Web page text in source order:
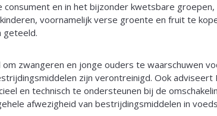
en in het bijzonder kwetsbare
voornamelijk verse groente en fruit te
geteeld.
zwangeren en jonge ouders te waarschuwen
zijn verontreinigd. Ook adviseert
en technisch te ondersteunen bij de
afwezigheid van bestrijdingsmiddelen in